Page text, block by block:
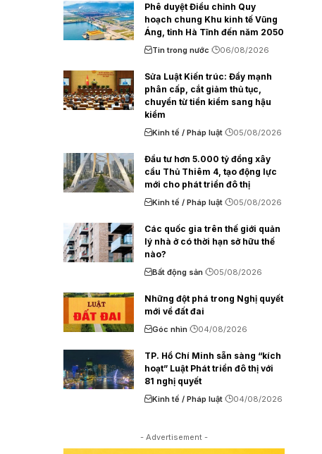
Phê duyệt Điều chỉnh Quy
hoạch chung Khu kinh tế Vũng
Áng, tỉnh Hà Tĩnh đến năm 2050
Tin trong nước 06/08/2026
Sửa Luật Kiến trúc: Đẩy mạnh
phân cấp, cắt giảm thủ tục,
chuyển từ tiền kiểm sang hậu
kiểm
Kinh tế / Pháp luật 05/08/2026
Đầu tư hơn 5.000 tỷ đồng xây
cầu Thủ Thiêm 4, tạo động lực
mới cho phát triển đô thị
Kinh tế / Pháp luật 05/08/2026
Các quốc gia trên thế giới quản
lý nhà ở có thời hạn sở hữu thế
nào?
Bất động sản 05/08/2026
Những đột phá trong Nghị quyết
mới về đất đai
Góc nhìn 04/08/2026
TP. Hồ Chí Minh sẵn sàng “kích
hoạt” Luật Phát triển đô thị với
81 nghị quyết
Kinh tế / Pháp luật 04/08/2026
- Advertisement -